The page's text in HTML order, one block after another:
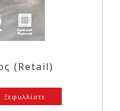
(Retail)
Ξεφυλλίστε